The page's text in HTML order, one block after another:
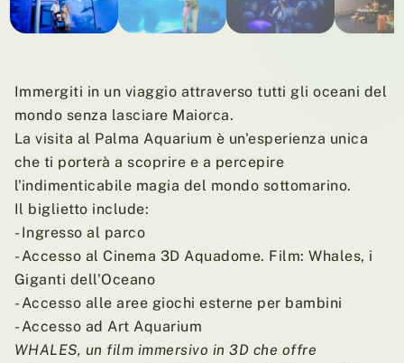
Immergiti in un viaggio attraverso tutti gli oceani del
mondo senza lasciare Maiorca.
La visita al Palma Aquarium è un'esperienza unica
che ti porterà a scoprire e a percepire
l'indimenticabile magia del mondo sottomarino.
Il biglietto include:
- Ingresso al parco
- Accesso al Cinema 3D Aquadome. Film: Whales, i
Giganti dell'Oceano
- Accesso alle aree giochi esterne per bambini
- Accesso ad Art Aquarium
WHALES, un film immersivo in 3D che offre